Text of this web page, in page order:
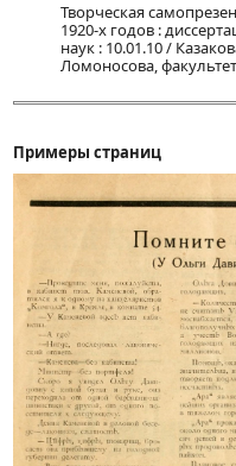
Творческая
1920-х годов :
наук : 10.01.10 /
Ломоносова,
Примеры страниц